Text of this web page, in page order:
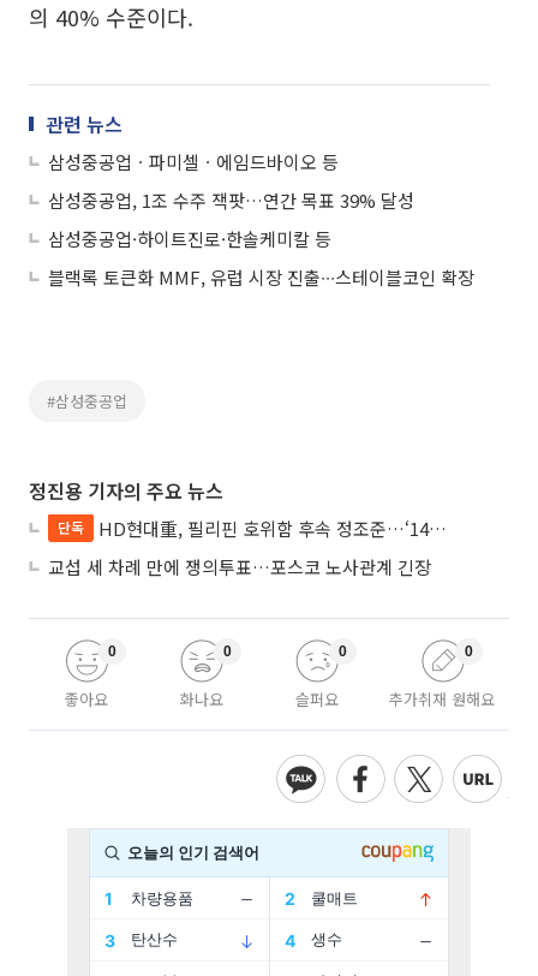
의 40% 수준이다.
관련 뉴스
삼성중공업ㆍ파미셀ㆍ에임드바이오 등
삼성중공업, 1조 수주 잭팟…연간 목표 39% 달성
삼성중공업·하이트진로·한솔케미칼 등
블랙록 토큰화 MMF, 유럽 시장 진출∙∙∙스테이블코인 확장
#삼성중공업
정진용 기자의 주요 뉴스
단독
HD현대重, 필리핀 호위함 후속 정조준…‘14척+α’ 싹쓸이 노린다
교섭 세 차례 만에 쟁의투표…포스코 노사관계 긴장
좋아요
0
화나요
0
슬퍼요
0
추가취재 원해요
0